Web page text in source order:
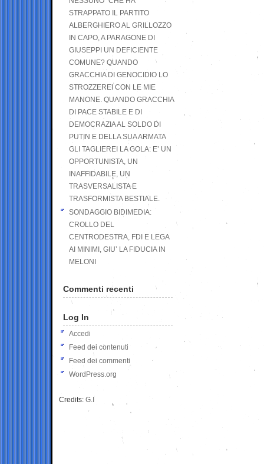
STRAPPATO IL PARTITO
ALBERGHIERO AL GRILLOZZO
IN CAPO, A PARAGONE DI
GIUSEPPI UN DEFICIENTE
COMUNE? QUANDO
GRACCHIA DI GENOCIDIO LO
STROZZEREI CON LE MIE
MANONE. QUANDO GRACCHIA
DI PACE STABILE E DI
DEMOCRAZIA AL SOLDO DI
PUTIN E DELLA SUA ARMATA
GLI TAGLIEREI LA GOLA: E’ UN
OPPORTUNISTA, UN
INAFFIDABILE, UN
TRASVERSALISTA E
TRASFORMISTA BESTIALE.
SONDAGGIO BIDIMEDIA:
CROLLO DEL
CENTRODESTRA, FDI E LEGA
AI MINIMI, GIU’ LA FIDUCIA IN
MELONI
Commenti recenti
Log In
Accedi
Feed dei contenuti
Feed dei commenti
WordPress.org
Credits: G.I